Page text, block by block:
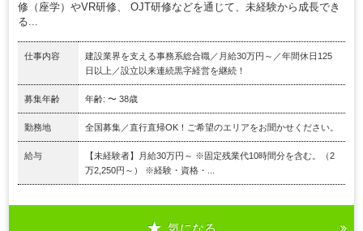
修（座学）やVR研修、 OJT研修などを通じて、未経験から成長でき
る...
仕事内容
建設業界を支える事務系総合職／月給30万円～／年間休日125
日以上／設立以来連続黒字経営を継続！
募集年齢 年齢: 〜 38歳
勤務地 全国募集／直行直帰OK！ご希望のエリアをお聞かせください。
給与
【未経験者】月給30万円～ ※固定残業代10時間分を含む。（2
万2,250円～） ※経験・資格・...
気になる